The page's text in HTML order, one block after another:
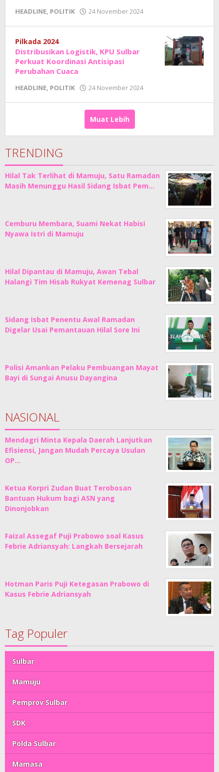
HEADLINE, POLITIK 24 November 2024
Junaedi
Sholat
Pilkada 2024
Distribusikan Logistik, KPU Sulbar
Perkuat Koordinasi Antisipasi
Perubahan Cuaca
HEADLINE, POLITIK 24 November 2024
Junaedi
Muat Lebih
TRENDING
Hilal Tak Terlihat di Mamuju, Satu Ramadan
Masih Menunggu Hasil Sidang Isbat Pem…
Cemburu Membara, Suami Nekat Habisi
Nyawa Istri di Mamuju
Hilal Dipantau di Mamuju, Awan Tebal
Halangi Tim Hisab Rukyat Kemenag Sulbar
Sidang Isbat Penentu Awal Ramadan
Digelar Usai Pemantauan Hilal Sore Ini
Polisi Amankan Pelaku Pembuangan Mayat
Bayi di Sungai Anusu Dayangina
NASIONAL
Mendagri Minta Kepala Daerah Lanjutkan
Efisiensi, Jangan Mudah Percaya Usulan
OP…
Ketua Korpri Zudan Buat Terobosan
Bantuan Hukum bagi ASN yang
Dinonjobkan
Faizal Assegaf Puji Prabowo soal Kasus
Febrie Adriansyah: Langkah Bersejarah
Hotman Paris Puji Ketegasan Prabowo di
Kasus Febrie Adriansyah
Tag Populer
Sulbar
Mamuju
Pemprov Sulbar
SDK
Polda Sulbar
Mamasa